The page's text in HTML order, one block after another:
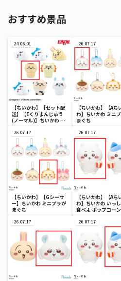
おすすめ景品
24.06.01
【ちいかわ】【セット配
送】【Eくりまんじゅう
(ノーマル)】ちいかわ イ
４
26.07.17
【ちいかわ】【Aち
わ】ちいかわ ミニ
まぐち
26.07.17
【ちいかわ】【Gシーサ
ー】ちいかわ ミニプラが
まぐち
26.07.17
【ちいかわ】【Aち
わ】ちいかわ いっ
食べよ ポップコー
26.07.17 26.07.17